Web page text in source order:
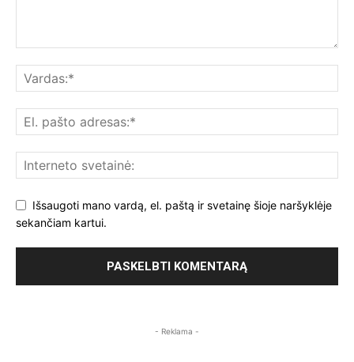
Išsaugoti mano vardą, el. paštą ir svetainę šioje naršyklėje
sekančiam kartui.
- Reklama -